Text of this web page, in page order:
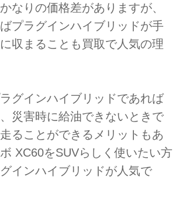
なりの価格差がありますが、
プラグインハイブリッドが手
収まることも買取で人気の理
グインハイブリッドであれば
災害時に給油できないときで
ることができるメリットもあ
XC60をSUVらしく使いたい方
インハイブリッドが人気で